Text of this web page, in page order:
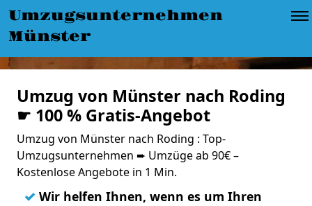
Umzugsunternehmen
Münster
Umzug von Münster nach Roding
☛ 100 % Gratis-Angebot
Umzug von Münster nach Roding : Top-
Umzugsunternehmen ➨ Umzüge ab 90€ –
Kostenlose Angebote in 1 Min.
✓ Wir helfen Ihnen, wenn es um Ihren